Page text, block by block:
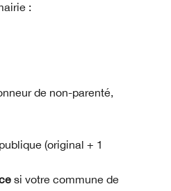
:
fenêtre)
de non-parenté,
(original + 1
si votre commune de